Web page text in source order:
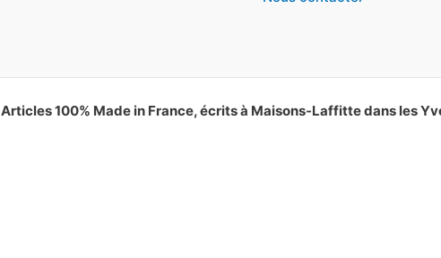
Articles 100% Made in France, écrits à Maisons-Laffitte dans les